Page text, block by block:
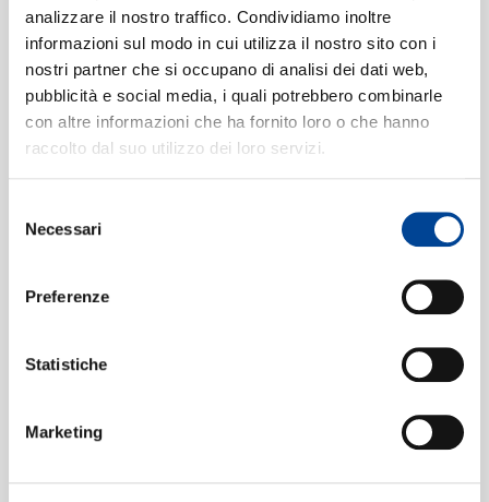
analizzare il nostro traffico. Condividiamo inoltre
informazioni sul modo in cui utilizza il nostro sito con i
nostri partner che si occupano di analisi dei dati web,
pubblicità e social media, i quali potrebbero combinarle
con altre informazioni che ha fornito loro o che hanno
raccolto dal suo utilizzo dei loro servizi.
delNecessari
Preferenze
Statistiche
Marketing
3 3. Adagio sostenuto[Piano Sonata
No. 29 In B Flat Major, Op. 106 -
"Hammerklavier"]
17:39
Daniel Barenboim
4 4. Largo - Allegro risoluto[Piano
106 -"Hammerklavier"]
11:05
Formati disponibili:
Digitale
UPC:00028947981176
CONTATTI